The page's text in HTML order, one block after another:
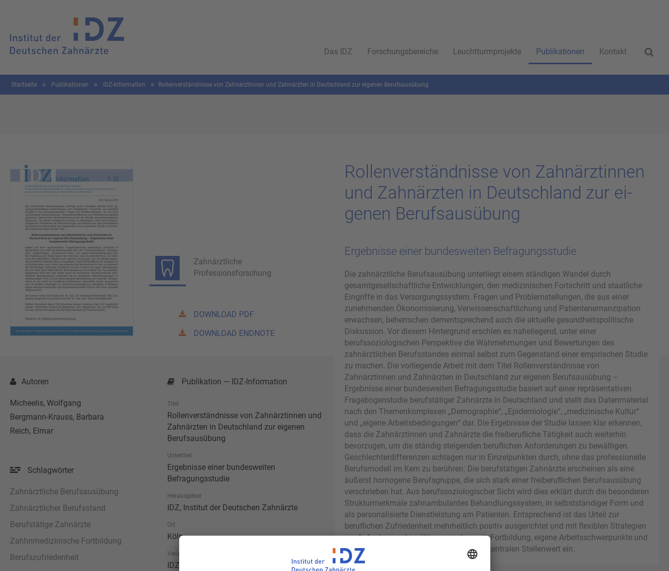
Das IDZ Forschungsbereiche Leuchtturmprojekte Publikationen Kontakt
Startseite Publikationen IDZ-Information Rollenverständnisse von Zahnärztinnen und Zahnärzten in Deutschland zur eigenen Berufsausübung
Zahnärztliche
Professionsforschung
DOWNLOAD PDF
DOWNLOAD ENDNOTE
Autoren
Micheelis, Wolfgang
Bergmann-Krauss, Barbara
Reich, Elmar
Schlagwörter
Zahnärztliche Berufsausübung
Zahnärztlicher Berufsstand
Berufstätige Zahnärzte
Zahhnmedizinische Fortbildung
Berufszufriedenheit
Publikation — IDZ-Information
Titel
Rollenverständnisse von Zahnärztinnen und
Zahnärzten in Deutschland zur eigenen
Berufsausübung
Untertitel
Ergebnisse einer bundesweiten
Befragungsstudie
Herausgeber
IDZ, Institut der Deutschen Zahnärzte
Ort
Köln
Verlag
IDZ, Institut der Deutschen Zahnärzte
Rol­len­ver­ständ­nis­se von Zahn­ärz­tin­nen
und Zahn­ärz­ten in Deutsch­land zur ei­
ge­nen Be­rufs­aus­übung
Ergebnisse einer bundesweiten Befragungsstudie
Die zahnärztliche Berufsausübung unterliegt einem ständigen Wandel durch
gesamtgesellschaftliche Entwicklungen, den medizinischen Fortschritt und staatliche
Eingriffe in das Versorgungssystem. Fragen und Problemstellungen, die aus einer
zunehmenden Ökonomisierung, Verwissenschaftlichung und Patientenemanzipation
erwachsen, beherrschen dementsprechend auch die aktuelle gesundheitspolitische
Diskussion. Vor diesem Hintergrund erschien es naheliegend, unter einer
berufssoziologischen Perspektive die Wahrnehmungen und Bewertungen des
zahnärztlichen Berufsstandes einmal selbst zum Gegenstand einer empirischen Studie
zu machen. Die vorliegende Arbeit mit dem Titel Rollenverständnisse von
Zahnärztinnen und Zahnärzten in Deutschland zur eigenen Berufsausübung –
Ergebnisse einer bundesweiten Befragungsstudie basiert auf einer repräsentativen
Fragebogenstudie berufstätiger Zahnärzte in Deutschland und stellt das Datenmaterial
nach den Themenkomplexen „Demographie“, „Epidemiologie“, „medizinische Kultur“
und „eigene Arbeitsbedingungen“ dar. Die Ergebnisse der Studie lassen klar erkennen,
dass die Zahnärztinnen und Zahnärzte die freiberufliche Tätigkeit auch weiterhin
bevorzugen, um die ständig steigenden beruflichen Anforderungen zu bewältigen.
Geschlechterdifferenzen schlagen nur in Einzelpunkten durch, ohne das professionelle
Berufsmodell im Kern zu berühren: Die berufstätigen Zahnärzte erscheinen als eine
äußerst homogene Berufsgruppe, die sich stark einer freiberuflichen Berufsausübung
verschrieben hat. Aus berufssoziologischer Sicht wird dies erklärt durch die besonderen
Strukturmerkmale zahnambulantes Behandlungssystem, in selbstständiger Form und
als personalisierte Dienstleistung am Patienten. Entsprechend ist das Urteil zur
beruflichen Zufriedenheit mehrheitlich positiv ausgerichtet und mit flexiblen Strategien
zur Anforderungsbewältigung verkoppelt; Fortbildung, eigene Arbeitsschwerpunkte und
Kooperationsmodelle nehmen hier einen zentralen Stellenwert ein.